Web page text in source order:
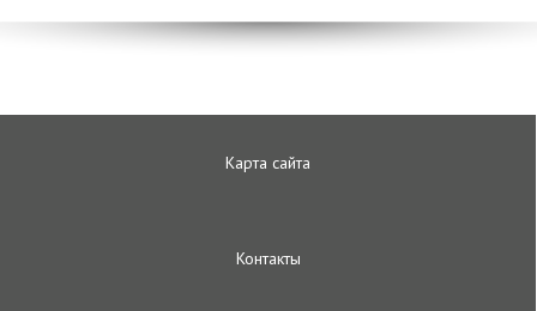
Карта сайта
Контакты